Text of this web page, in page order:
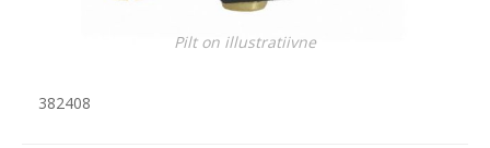
Pilt on illustratiivne
382408